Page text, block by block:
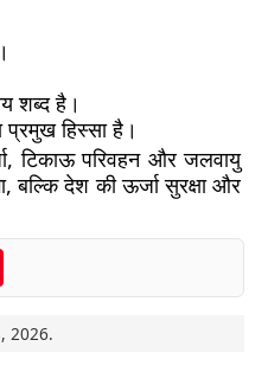
शब्द है।
प्रमुख हिस्सा है।
टिकाऊ परिवहन और जलवायु
बल्कि देश की ऊर्जा सुरक्षा और
Pinterest
2026.